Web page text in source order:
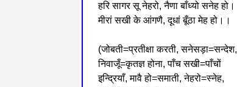
हरि सागर सू नेहरो, नैणा बाँध्यो सनेह हो।
मीरां सखी के आंगणै, दूधां बूँठा मेह हो।।
(जोबती=प्रतीक्षा करती, सनेसड़ा=सन्देश,
निवाजूँ=कृतज्ञ होना, पाँच सखी=पाँचों
इन्द्रियाँ, मावै हो=समाती, नेहरो=स्नेह,